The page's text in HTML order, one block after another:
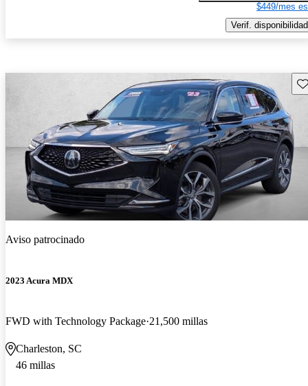
$449/mes
Verif. disponibilidad
Aviso patrocinado
2023 Acura MDX
FWD with Technology Package 21,500 millas
Charleston, SC
46 millas